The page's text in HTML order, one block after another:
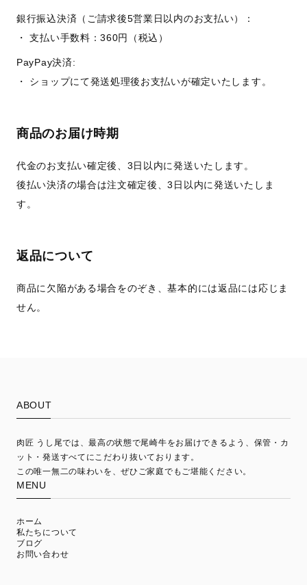
銀行振込決済（ご請求後5営業日以内のお支払い）：
・ 支払い手数料：360円（税込）
PayPay決済:
・ ショップにて発送処理後お支払いが確定いたします。
商品のお届け時期
代金のお支払い確定後、3日以内に発送いたします。
後払い決済の場合は注文確定後、3日以内に発送いたしま
す。
返品について
商品に欠陥がある場合をのぞき、基本的には返品には応じま
せん。
ABOUT
肉匠 うし尾では、最高の状態で尾崎牛をお届けできるよう、保管・カ
ット・発送すべてにこだわり抜いております。
この唯一無二の味わいを、ぜひご家庭でもご堪能ください。
MENU
ホーム
私たちについて
ブログ
お問い合わせ